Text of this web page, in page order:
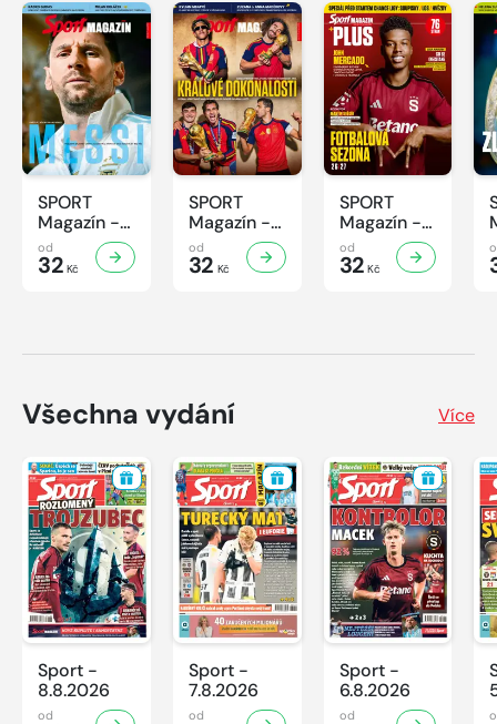
SPORT
Magazín -
32/2026
od
32 Kč
SPORT
Magazín -
31/2026
od
32 Kč
SPORT
Magazín -
30/2026
od
32 Kč
Všechna vydání Více
Sport -
8.8.2026
od
Sport -
7.8.2026
od
Sport -
6.8.2026
od